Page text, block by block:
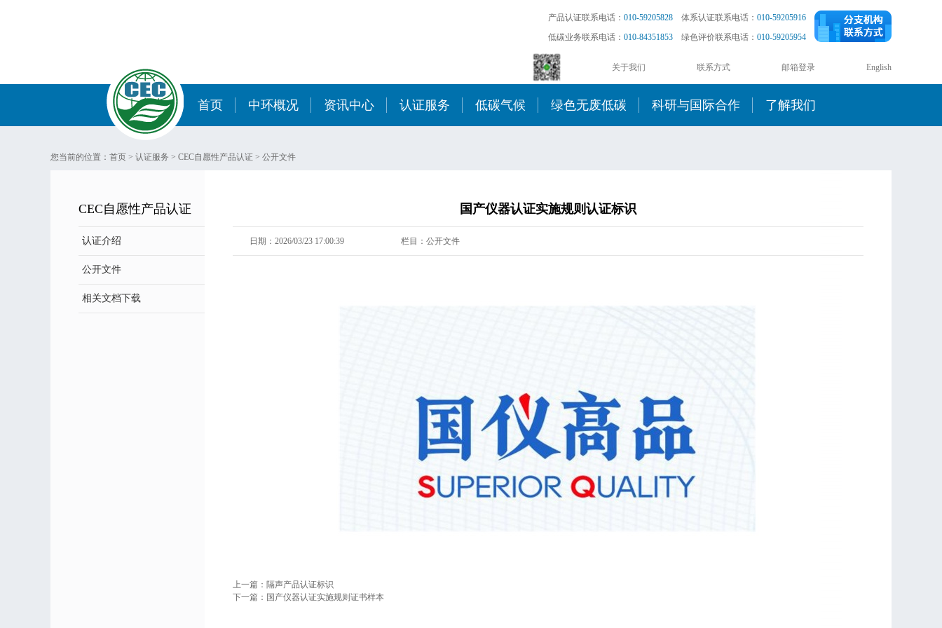
产品认证联系电话： 010-59205828 体系认证联系电话： 010-59205916
低碳业务联系电话： 010-84351853 绿色评价联系电话： 010-59205954
English
邮箱登录
联系方式
关于我们
首页 中环概况 资讯中心 认证服务 低碳气候 绿色无废低碳 科研与国际合作 了解我们
您当前的位置： 首页 > 认证服务 > CEC自愿性产品认证 > 公开文件
CEC自愿性产品认证
认证介绍
公开文件
相关文档下载
国产仪器认证实施规则认证标识
日期：2026/03/23 17:00:39 栏目：公开文件
上一篇： 隔声产品认证标识
下一篇： 国产仪器认证实施规则证书样本